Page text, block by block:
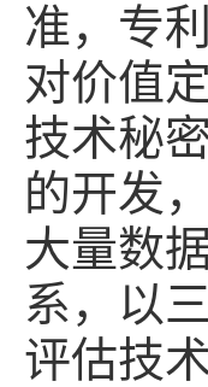
准，专
对价值
技术秘
的开发
大量数
系，以
评估技